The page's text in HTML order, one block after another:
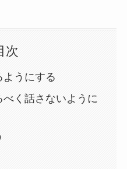
次
うにする
く話さないように